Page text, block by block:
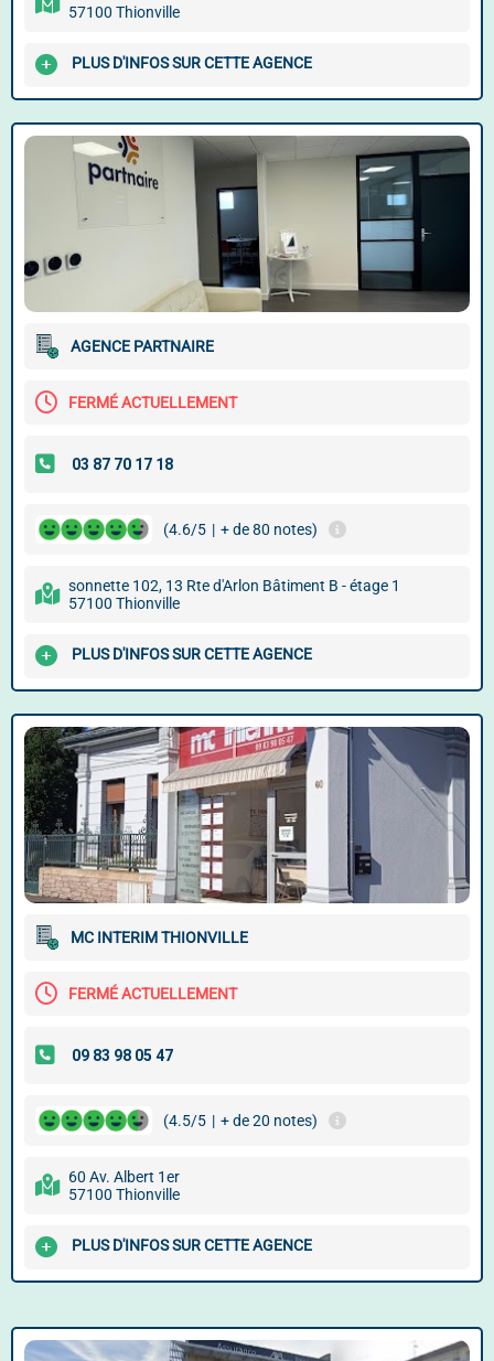
57100 Thionville
PLUS D'INFOS SUR CETTE AGENCE
AGENCE PARTNAIRE
FERMÉ ACTUELLEMENT
(4.6/5 | + de 80 notes)
sonnette 102, 13 Rte d'Arlon Bâtiment B - étage 1
57100 Thionville
PLUS D'INFOS SUR CETTE AGENCE
MC INTERIM THIONVILLE
FERMÉ ACTUELLEMENT
(4.5/5 | + de 20 notes)
60 Av. Albert 1er
57100 Thionville
PLUS D'INFOS SUR CETTE AGENCE